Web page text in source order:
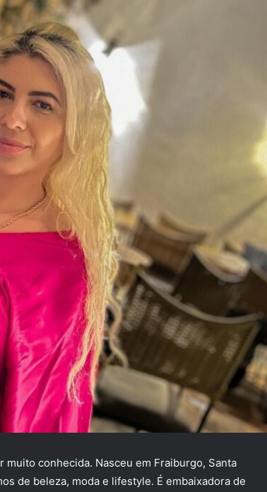
conhecida. Nasceu em Fraiburgo, Santa
de beleza, moda e lifestyle. É embaixadora de